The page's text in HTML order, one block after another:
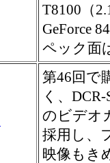
T8100（
GeForce
ペック面
第46回で
く、
のビデオ
採用し、
映像もき